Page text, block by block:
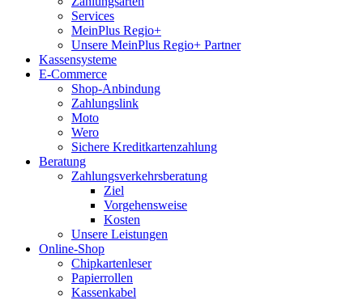
Services
MeinPlus Regio+
Unsere MeinPlus Regio+ Partner
Kassensysteme
E-Commerce
Shop-Anbindung
Zahlungslink
Moto
Wero
Sichere Kreditkartenzahlung
Beratung
Zahlungsverkehrsberatung
Ziel
Vorgehensweise
Kosten
Unsere Leistungen
Online-Shop
Chipkartenleser
Papierrollen
Kassenkabel